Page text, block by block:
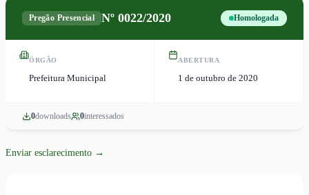
Pregão Presencial Nº0022/2020 Homologada
ÓRGÃO
Prefeitura Municipal
ABERTURA
1 de outubro de 2020
0downloads 0interessados
Enviar esclarecimento →